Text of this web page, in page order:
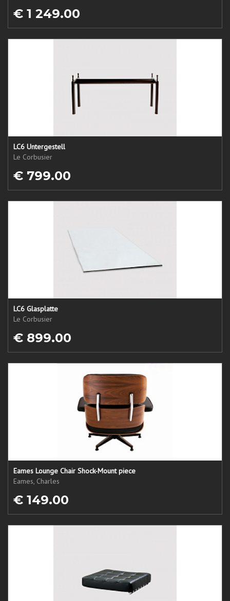
€ 1 249.00
LC6 Untergestell
Le Corbusier
€ 799.00
LC6 Glasplatte
Le Corbusier
€ 899.00
Eames Lounge Chair Shock-Mount piece
Eames, Charles
€ 149.00